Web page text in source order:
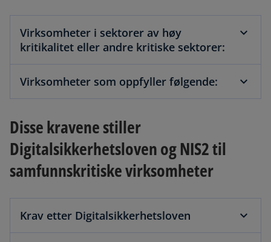
n
a
w
b
Virksomheter i sektorer av høy
kritikalitet eller andre kritiske sektorer:
Virksomheter som oppfyller følgende:
Disse kravene stiller
Digitalsikkerhetsloven og NIS2 til
samfunnskritiske virksomheter
Krav etter Digitalsikkerhetsloven